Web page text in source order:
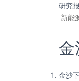
研究
金
金沙